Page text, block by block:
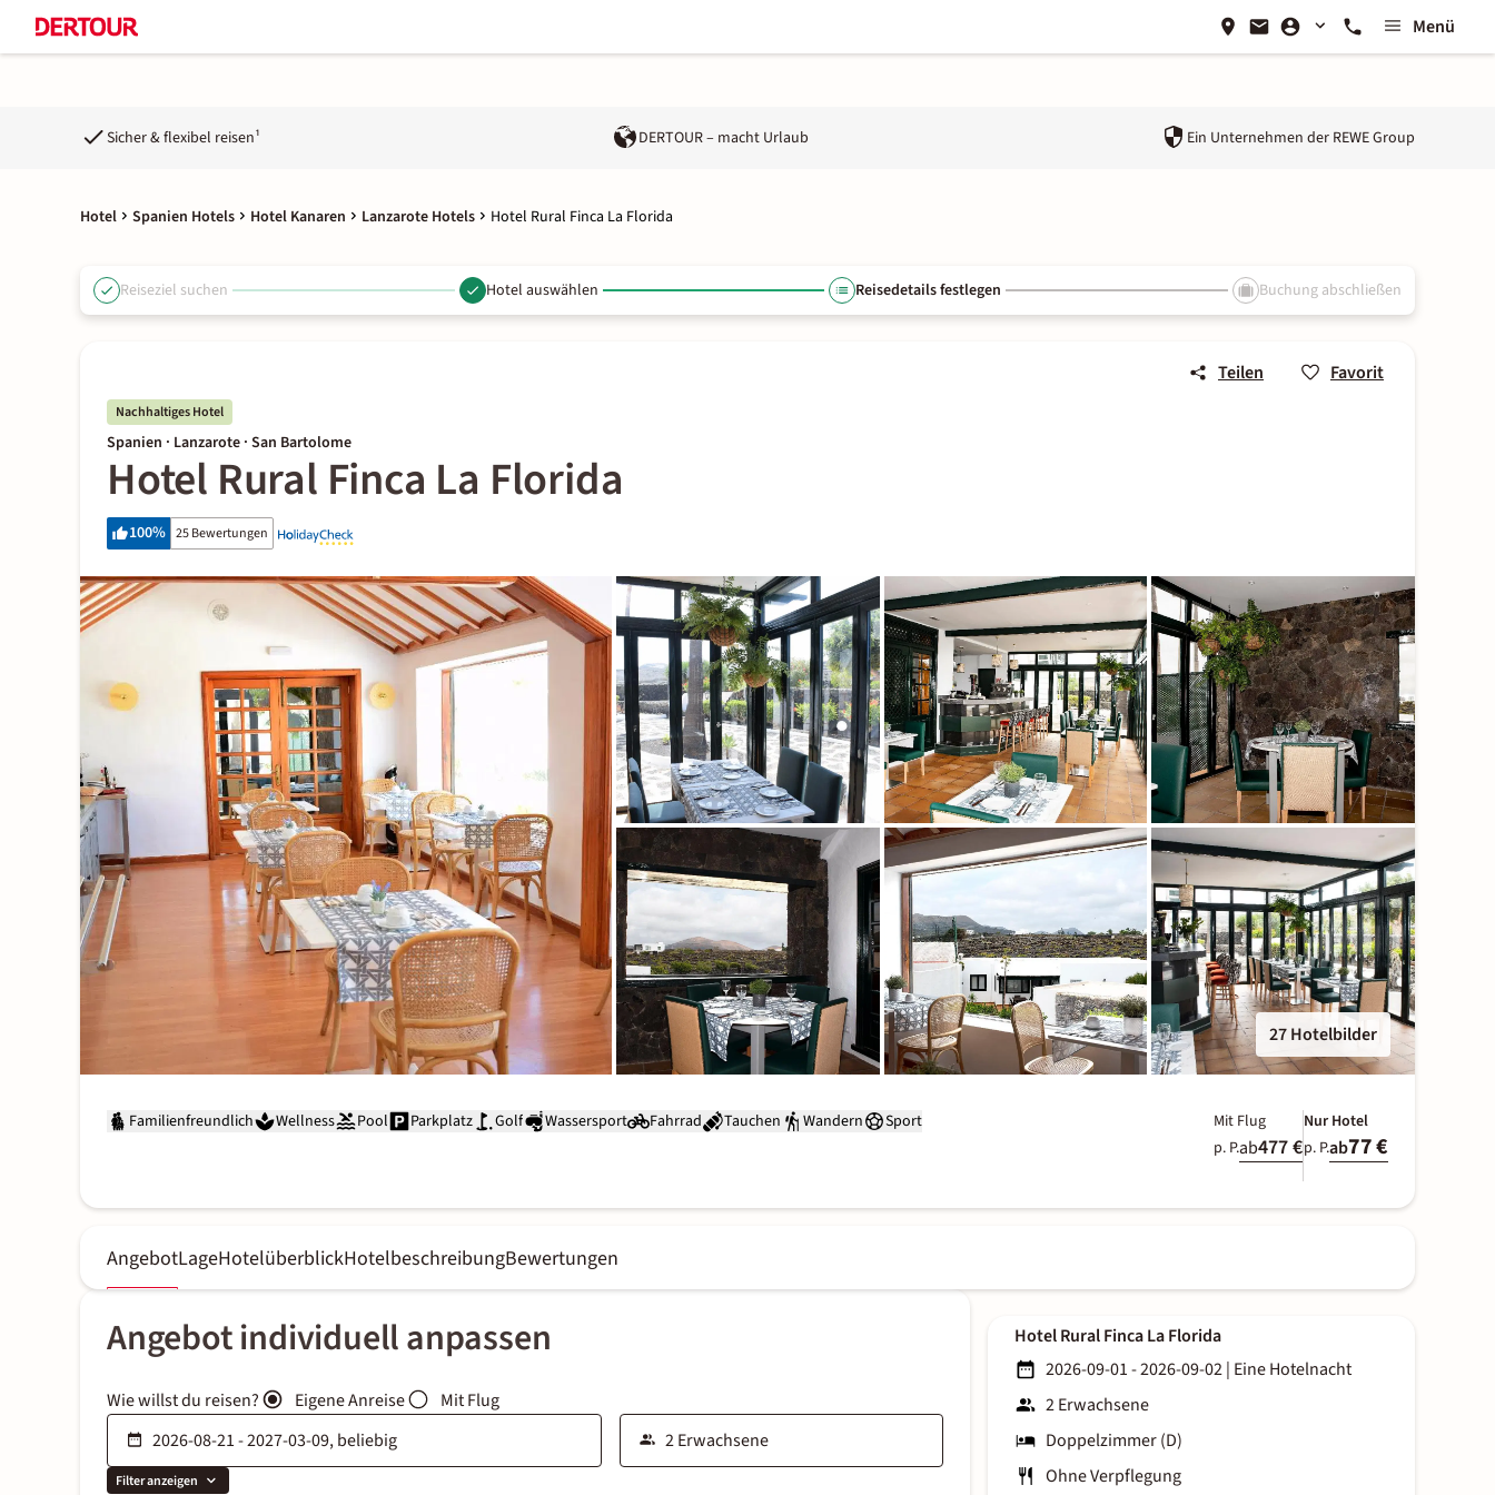
Menü
Sicher & flexibel reisen¹ DERTOUR – macht Urlaub Ein Unternehmen der REWE Group
Hotel Spanien Hotels Hotel Kanaren Lanzarote Hotels Hotel Rural Finca La Florida
Reiseziel suchen Hotel auswählen Reisedetails festlegen Buchung abschließen
Teilen Favorit
Nachhaltiges Hotel
Spanien · Lanzarote · San Bartolome
Hotel Rural Finca La Florida
100% 25 Bewertungen
27 Hotelbilder
Familienfreundlich Wellness Pool Parkplatz Golf Wassersport Fahrrad Tauchen Wandern Sport
Mit Flug
p. P.ab477 €
Nur Hotel
p. P.ab77 €
AngebotLageHotelüberblickHotelbeschreibungBewertungen
Angebot individuell anpassen
Wie willst du reisen? Eigene Anreise Mit Flug
Filter anzeigen
Hotel Rural Finca La Florida
2026-09-01 - 2026-09-02| Eine Hotelnacht
2 Erwachsene
Doppelzimmer (D)
Ohne Verpflegung